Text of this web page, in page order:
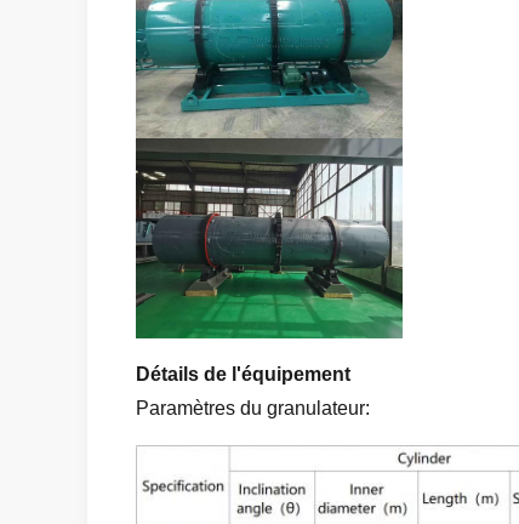
Détails de l'équipement
Paramètres du granulateur: